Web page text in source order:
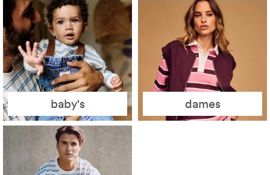
baby's dames